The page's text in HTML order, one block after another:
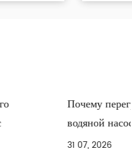
дизельный